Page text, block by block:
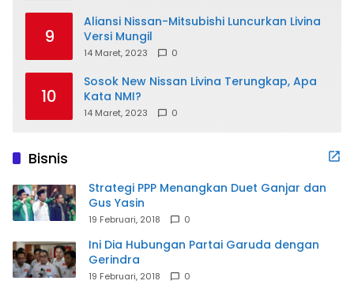
9
Aliansi Nissan-Mitsubishi Luncurkan Livina
Versi Mungil
14 Maret, 2023 0
10
Sosok New Nissan Livina Terungkap, Apa
Kata NMI?
14 Maret, 2023 0
Bisnis
Strategi PPP Menangkan Duet Ganjar dan
Gus Yasin
19 Februari, 2018 0
Ini Dia Hubungan Partai Garuda dengan
Gerindra
19 Februari, 2018 0